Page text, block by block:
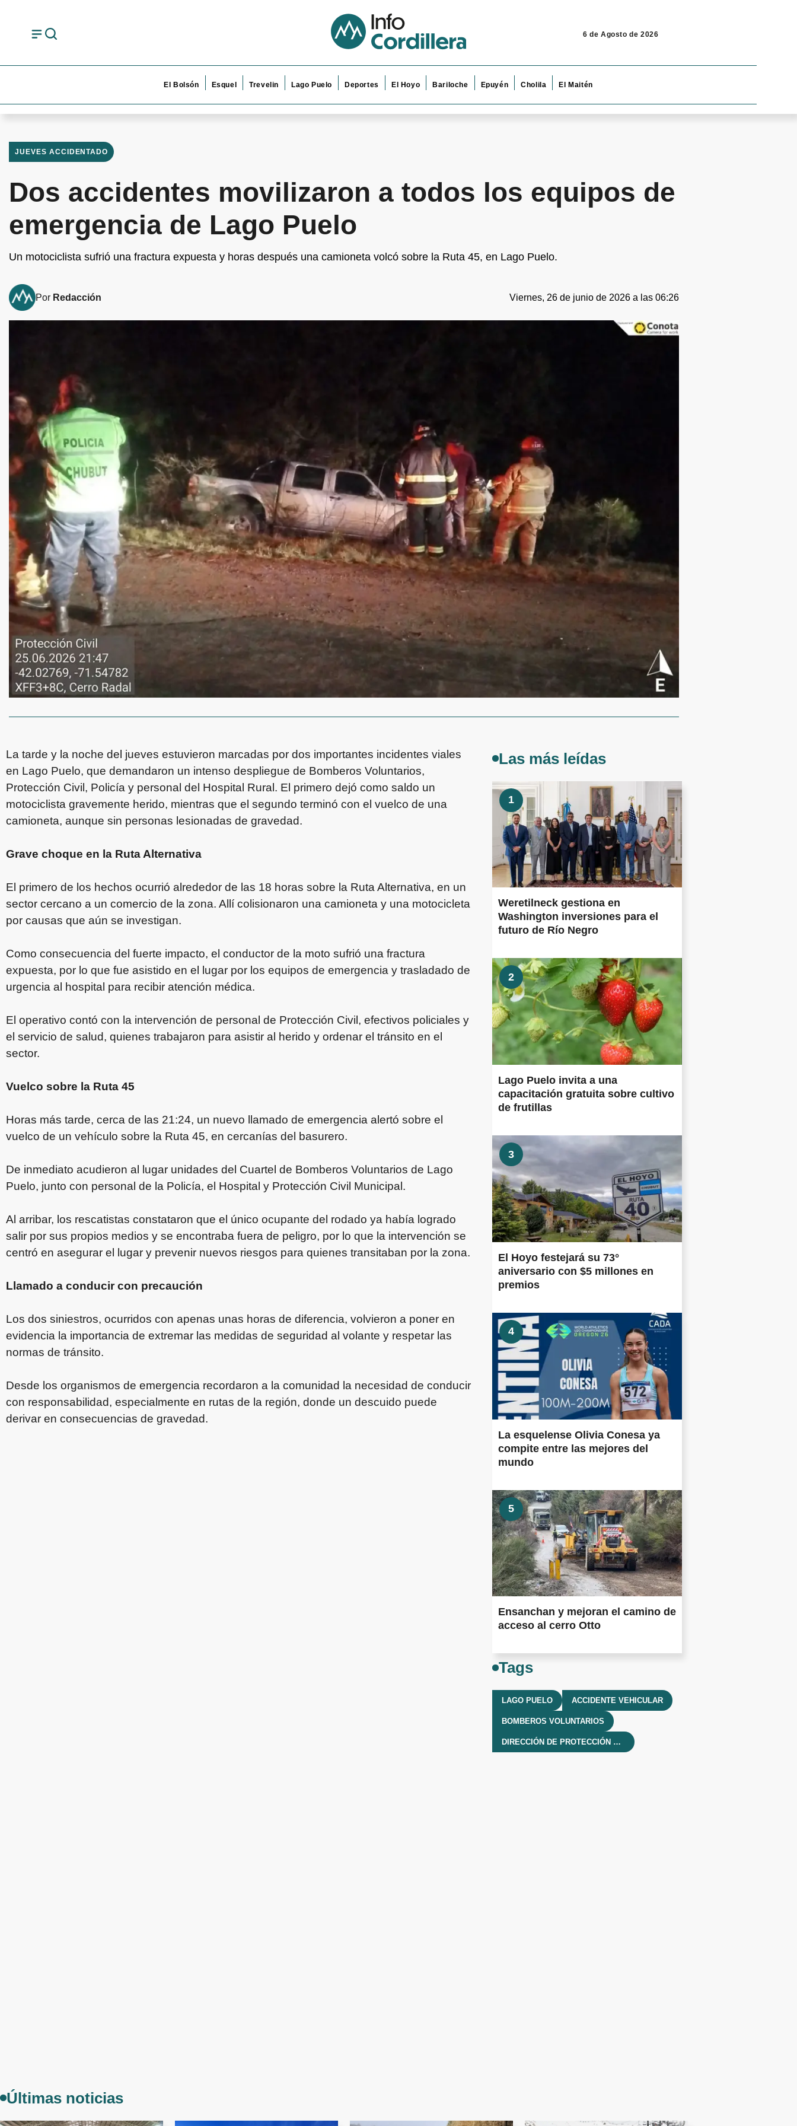
6 de Agosto de 2026
El Bolsón Esquel Trevelin Lago Puelo Deportes El Hoyo Bariloche Epuyén Cholila El Maitén
JUEVES ACCIDENTADO
Dos accidentes movilizaron a todos los equipos de
emergencia de Lago Puelo
Un motociclista sufrió una fractura expuesta y horas después una camioneta volcó sobre la Ruta 45, en Lago Puelo.
Por Redacción Viernes, 26 de junio de 2026 a las 06:26
La tarde y la noche del jueves estuvieron marcadas por dos importantes incidentes viales
en Lago Puelo, que demandaron un intenso despliegue de Bomberos Voluntarios,
Protección Civil, Policía y personal del Hospital Rural. El primero dejó como saldo un
motociclista gravemente herido, mientras que el segundo terminó con el vuelco de una
camioneta, aunque sin personas lesionadas de gravedad.
Grave choque en la Ruta Alternativa
El primero de los hechos ocurrió alrededor de las 18 horas sobre la Ruta Alternativa, en un
sector cercano a un comercio de la zona. Allí colisionaron una camioneta y una motocicleta
por causas que aún se investigan.
Como consecuencia del fuerte impacto, el conductor de la moto sufrió una fractura
expuesta, por lo que fue asistido en el lugar por los equipos de emergencia y trasladado de
urgencia al hospital para recibir atención médica.
El operativo contó con la intervención de personal de Protección Civil, efectivos policiales y
el servicio de salud, quienes trabajaron para asistir al herido y ordenar el tránsito en el
sector.
Vuelco sobre la Ruta 45
Horas más tarde, cerca de las 21:24, un nuevo llamado de emergencia alertó sobre el
vuelco de un vehículo sobre la Ruta 45, en cercanías del basurero.
De inmediato acudieron al lugar unidades del Cuartel de Bomberos Voluntarios de Lago
Puelo, junto con personal de la Policía, el Hospital y Protección Civil Municipal.
Al arribar, los rescatistas constataron que el único ocupante del rodado ya había logrado
salir por sus propios medios y se encontraba fuera de peligro, por lo que la intervención se
centró en asegurar el lugar y prevenir nuevos riesgos para quienes transitaban por la zona.
Llamado a conducir con precaución
Los dos siniestros, ocurridos con apenas unas horas de diferencia, volvieron a poner en
evidencia la importancia de extremar las medidas de seguridad al volante y respetar las
normas de tránsito.
Desde los organismos de emergencia recordaron a la comunidad la necesidad de conducir
con responsabilidad, especialmente en rutas de la región, donde un descuido puede
derivar en consecuencias de gravedad.
Las más leídas
1
Weretilneck gestiona en
Washington inversiones para el
futuro de Río Negro
2
Lago Puelo invita a una
capacitación gratuita sobre cultivo
de frutillas
3
El Hoyo festejará su 73°
aniversario con $5 millones en
premios
4
La esquelense Olivia Conesa ya
compite entre las mejores del
mundo
5
Ensanchan y mejoran el camino de
acceso al cerro Otto
Tags
LAGO PUELO ACCIDENTE VEHICULAR
BOMBEROS VOLUNTARIOS
DIRECCIÓN DE PROTECCIÓN CIVIL
Últimas noticias